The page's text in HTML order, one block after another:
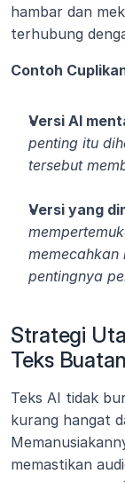
hambar dan
terhubung
Contoh
Versi AI
penting itu
tersebut
Versi yang
pentingnya
Strategi
Teks
Teks AI tidak
kurang hangat
memastikan